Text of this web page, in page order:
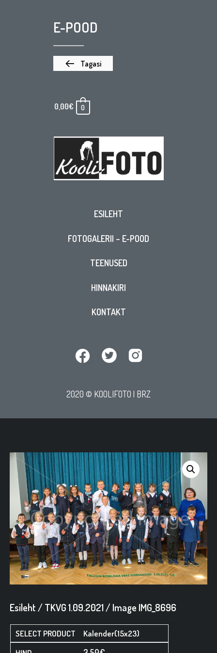
E-POOD
Tagasi
0,00€ 0
ESILEHT
FOTOGALERII – E-POOD
TEENUSED
HINNAKIRI
KONTAKT
2020 © KOOLIFOTO | BRZ
Esileht /TKVG 1.09.2021 / Image IMG_8696
Kalender(15x23)